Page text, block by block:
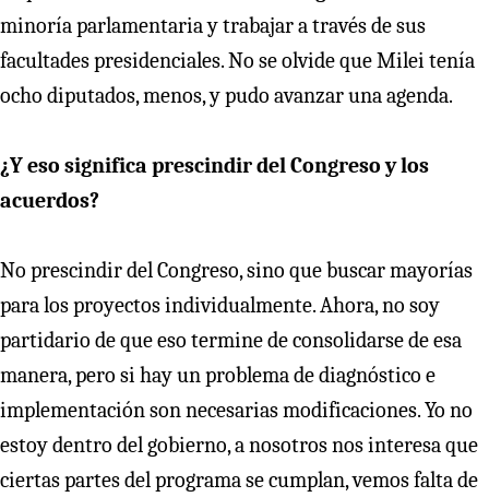
minoría parlamentaria y trabajar a través de sus
facultades presidenciales. No se olvide que Milei tenía
ocho diputados, menos, y pudo avanzar una agenda.
¿Y eso significa prescindir del Congreso y los
acuerdos?
No prescindir del Congreso, sino que buscar mayorías
para los proyectos individualmente. Ahora, no soy
partidario de que eso termine de consolidarse de esa
manera, pero si hay un problema de diagnóstico e
implementación son necesarias modificaciones. Yo no
estoy dentro del gobierno, a nosotros nos interesa que
ciertas partes del programa se cumplan, vemos falta de